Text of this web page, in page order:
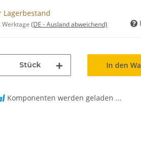
Lagerbestand
Werktage (DE - Ausland abweichend)
Stück In den
Komponenten werden geladen ...